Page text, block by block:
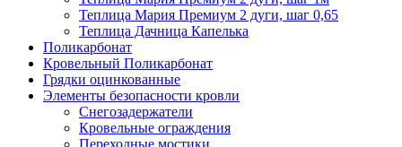
Теплица Мария Премиум 2 дуги, шаг 0,65
Теплица Дачница Капелька
Поликарбонат
Кровельный Поликарбонат
Грядки оцинкованные
Элементы безопасности кровли
Снегозадержатели
Кровельные ограждения
Переходные мостики